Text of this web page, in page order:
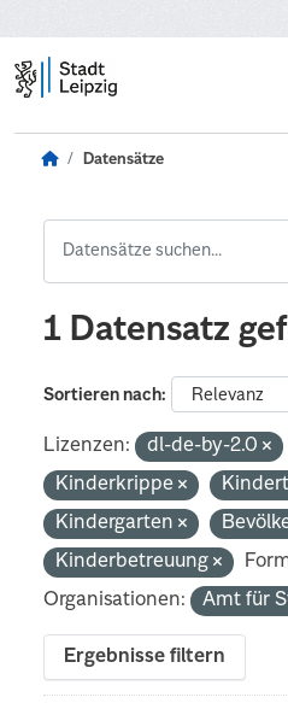
Datensätze
1 Datensatz
Sortieren nach
Lizenzen: dl-de-by-2.0
Kinderkrippe
Kindergarten
Kinderbetreuung
Organisationen:
Amt für
Ergebnisse filtern